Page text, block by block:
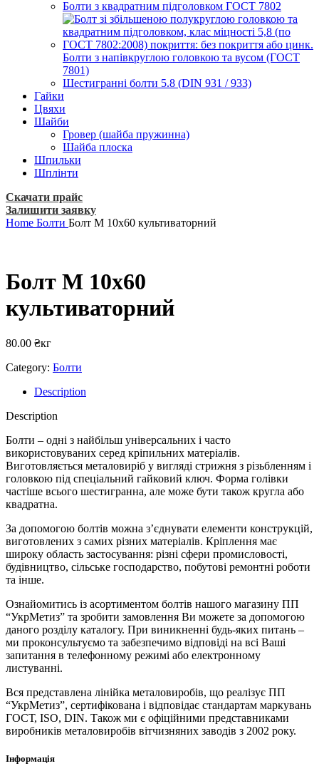
Болти з квадратним підголовком ГОСТ 7802
Болти з напівкруглою головкою та вусом (ГОСТ
7801)
Шестигранні болти 5.8 (DIN 931 / 933)
Гайки
Цвяхи
Шайби
Гровер (шайба пружинна)
Шайба плоска
Шпильки
Шплінти
Скачати прайс
Залишити заявку
Home Болти Болт М 10х60 культиваторний
Болт М 10х60
культиваторний
80.00 ₴кг
Category: Болти
Description
Description
Болти – одні з найбільш універсальних і часто
використовуваних серед кріпильних матеріалів.
Виготовляється металовиріб у вигляді стрижня з різьбленням і
головкою під спеціальний гайковий ключ. Форма голівки
частіше всього шестигранна, але може бути також кругла або
квадратна.
За допомогою болтів можна з’єднувати елементи конструкцій,
виготовлених з самих різних матеріалів. Кріплення має
широку область застосування: різні сфери промисловості,
будівництво, сільське господарство, побутові ремонтні роботи
та інше.
Ознайомитись із асортиментом болтів нашого магазину ПП
“УкрМетиз” та зробити замовлення Ви можете за допомогою
даного розділу каталогу. При виникненні будь-яких питань –
ми проконсультуємо та забезпечимо відповіді на всі Ваші
запитання в телефонному режимі або електронному
листуванні.
Вся представлена ​​лінійка металовиробів, що реалізує ПП
“УкрМетиз”, сертифікована і відповідає стандартам маркувань
ГОСТ, ISO, DIN. Також ми є офіційними представниками
виробників металовиробів вітчизняних заводів з 2002 року.
Інформація